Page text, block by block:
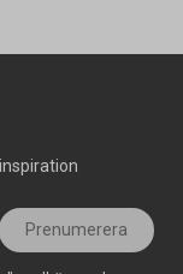
Prenumerera